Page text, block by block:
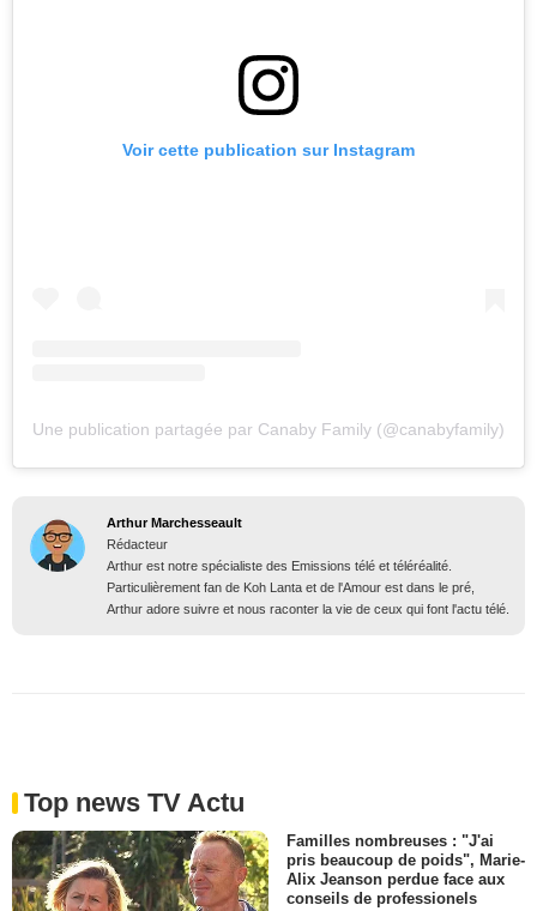
Voir cette publication sur Instagram
Une publication partagée par Canaby Family (@canabyfamily)
Arthur Marchesseault
Rédacteur
Arthur est notre spécialiste des Emissions télé et téléréalité.
Particulièrement fan de Koh Lanta et de l'Amour est dans le pré,
Arthur adore suivre et nous raconter la vie de ceux qui font l'actu télé.
Top news TV Actu
Familles nombreuses : "J'ai
pris beaucoup de poids", Marie-
Alix Jeanson perdue face aux
conseils de professionels